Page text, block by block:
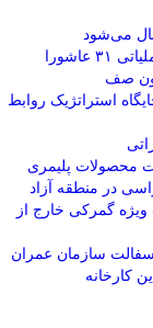
صف
استراتژیک روابط
محصولات پلیمری
در منطقه آزاد
تا خدمات ویژه گمرکی خارج از
آسفالت سازمان عمران
کارخانه